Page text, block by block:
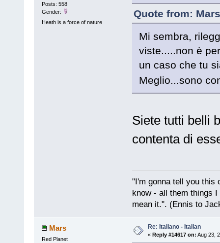
Posts: 558
Gender:
Heath is a force of nature
Quote from:
Mi sembra,
viste.....non è
un caso che tu
Meglio...sono
Siete tutti belli
contenta di
"I'm gonna tell you this
know - all them things
mean it.". (Ennis to
Mars
Red Planet
Re: Italiano - Italian
« Reply #14617 on: Aug 23,